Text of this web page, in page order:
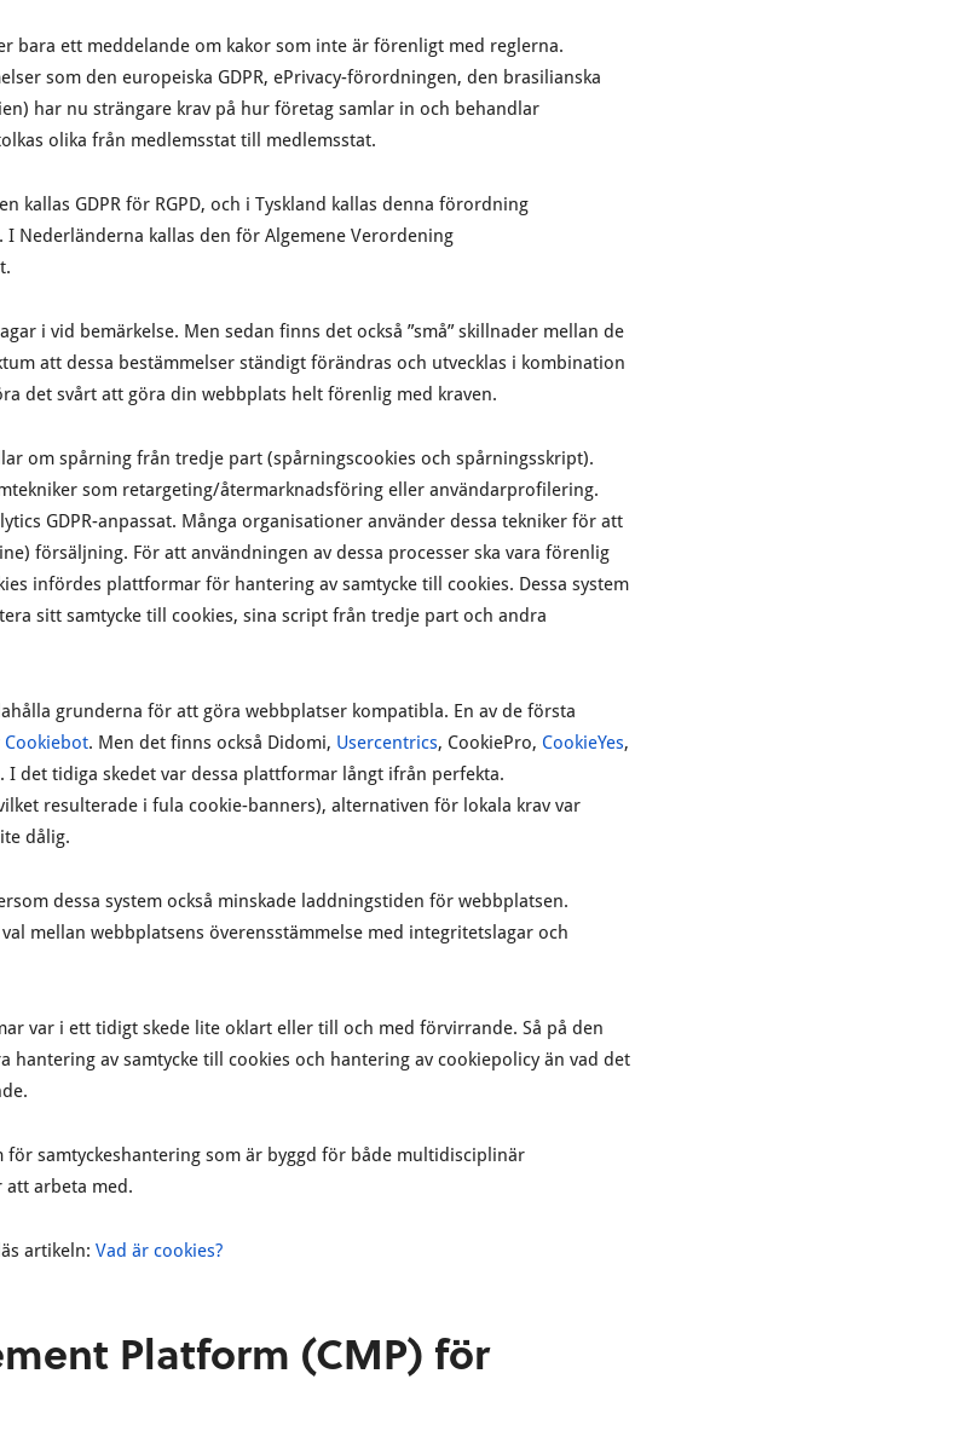
bara ett meddelande om kakor som inte är förenligt med reglerna.
som den europeiska GDPR, ePrivacy-förordningen, den brasilianska
har nu strängare krav på hur företag samlar in och behandlar
olika från medlemsstat till medlemsstat.
kallas GDPR för RGPD, och i Tyskland kallas denna förordning
I Nederländerna kallas den för Algemene Verordening
i vid bemärkelse. Men sedan finns det också ”små” skillnader mellan de
att dessa bestämmelser ständigt förändras och utvecklas i kombination
det svårt att göra din webbplats helt förenlig med kraven.
om spårning från tredje part (spårningscookies och spårningsskript).
som retargeting/återmarknadsföring eller användarprofilering.
GDPR-anpassat. Många organisationer använder dessa tekniker för att
försäljning. För att användningen av dessa processer ska vara förenlig
infördes plattformar för hantering av samtycke till cookies. Dessa system
sitt samtycke till cookies, sina script från tredje part och andra
grunderna för att göra webbplatser kompatibla. En av de första
Cookiebot. Men det finns också Didomi, Usercentrics, CookiePro, CookieYes,
det tidiga skedet var dessa plattformar långt ifrån perfekta.
resulterade i fula cookie-banners), alternativen för lokala krav var
dålig.
dessa system också minskade laddningstiden för webbplatsen.
mellan webbplatsens överensstämmelse med integritetslagar och
var i ett tidigt skede lite oklart eller till och med förvirrande. Så på den
av samtycke till cookies och hantering av cookiepolicy än vad det
samtyckeshantering som är byggd för både multidisciplinär
arbeta med.
artikeln:Vad är cookies?
Platform (CMP) för